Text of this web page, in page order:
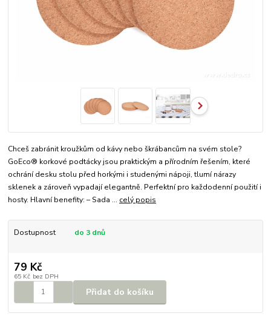
Chceš zabránit kroužkům od kávy nebo škrábancům na svém stole?
GoEco® korkové podtácky jsou praktickým a přírodním řešením, které
ochrání desku stolu před horkými i studenými nápoji, tlumí nárazy
sklenek a zároveň vypadají elegantně. Perfektní pro každodenní použití i
hosty. Hlavní benefity: – Sada ... celý popis
Dostupnost do 3 dnů
79 Kč
65 Kč bez DPH
Přidat do košíku